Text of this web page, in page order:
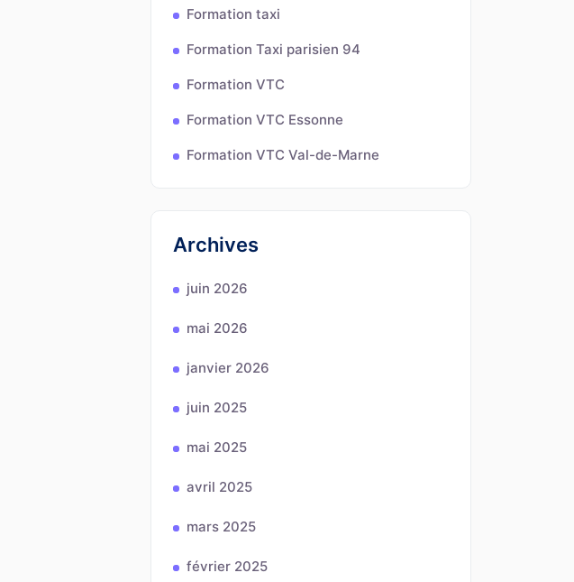
Formation taxi
Formation Taxi parisien 94
Formation VTC
Formation VTC Essonne
Formation VTC Val-de-Marne
Archives
juin 2026
mai 2026
janvier 2026
juin 2025
mai 2025
avril 2025
mars 2025
février 2025